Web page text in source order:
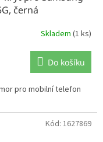
černá
Skladem (1 ks)
Do košíku
pro mobilní telefon
Kód: 1627869